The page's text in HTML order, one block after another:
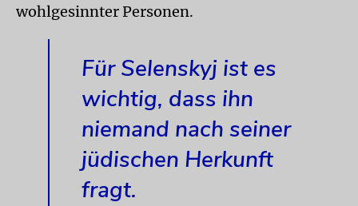
wohlgesinnter Personen.
Für Selenskyj ist es
wichtig, dass ihn
niemand nach seiner
jüdischen Herkunft
fragt.